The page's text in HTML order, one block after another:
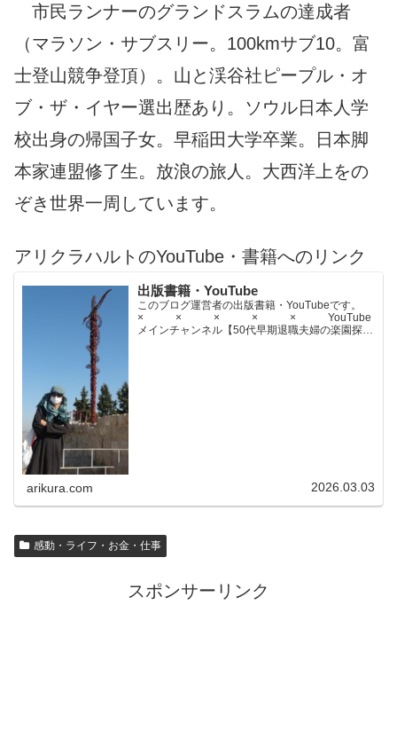
市民ランナーのグランドスラムの達成者
（マラソン・サブスリー。100kmサブ10。富
士登山競争登頂）。山と渓谷社ピープル・オ
ブ・ザ・イヤー選出歴あり。ソウル日本人学
校出身の帰国子女。早稲田大学卒業。日本脚
本家連盟修了生。放浪の旅人。大西洋上をの
ぞき世界一周しています。
アリクラハルトのYouTube・書籍へのリンク
出版書籍・YouTube
このブログ運営者の出版書籍・YouTubeです。
× × × × × YouTube
メインチャンネル【50代早期退職夫婦の楽園探求
arikura.com 2026.03.03
感動・ライフ・お金・仕事
スポンサーリンク